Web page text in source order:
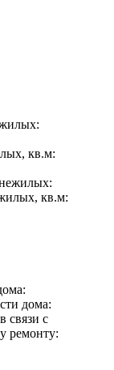
кв.м:
кв.м:
дома:
связи с
ремонту: